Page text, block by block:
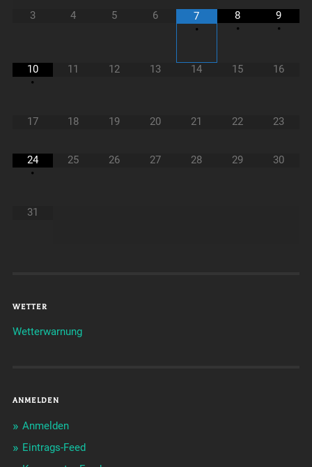
3 4 5 6
7
•
8
•
9
•
10
•
11 12 13 14 15 16
17 18 19 20 21 22 23
24
•
25 26 27 28 29 30
31
WETTER
Wetterwarnung
ANMELDEN
Anmelden
Eintrags-Feed